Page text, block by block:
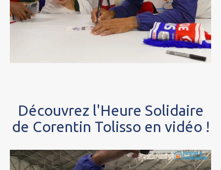
Découvrez l'Heure Solidaire
de Corentin Tolisso en vidéo !